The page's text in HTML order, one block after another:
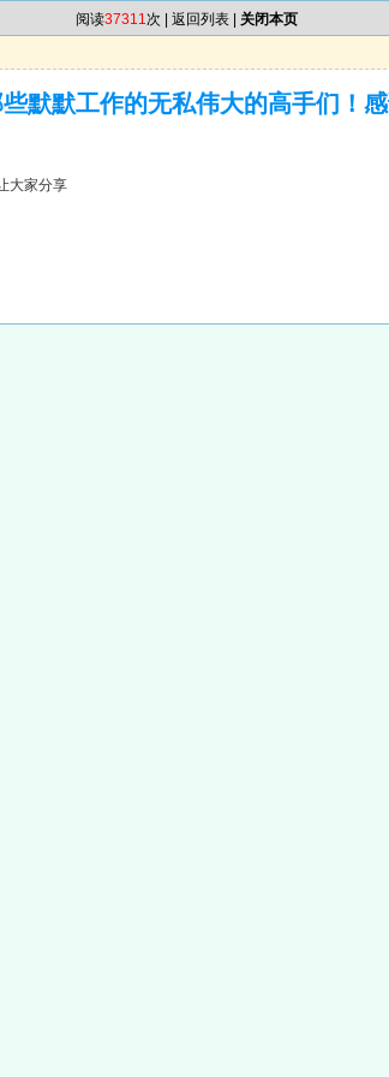
阅读37311次 | 返回列表 关闭本页
默默工作的无私伟大的高手们！
大家分享